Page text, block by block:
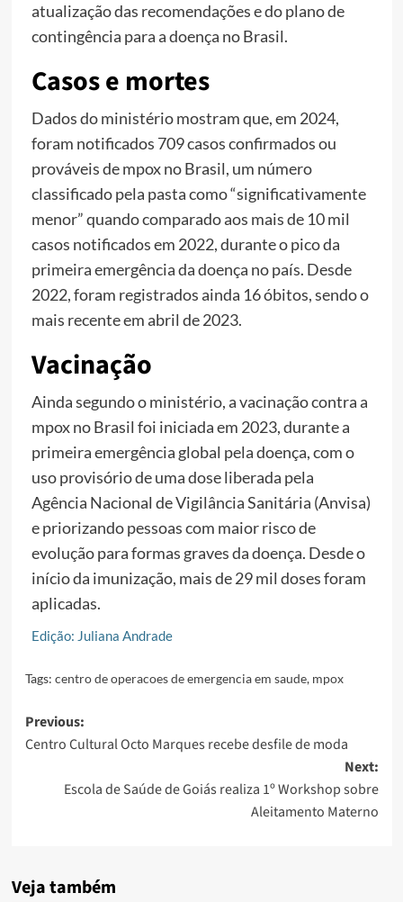
atualização das recomendações e do plano de
contingência para a doença no Brasil.
Casos e mortes
Dados do ministério mostram que, em 2024,
foram notificados 709 casos confirmados ou
prováveis de mpox no Brasil, um número
classificado pela pasta como “significativamente
menor” quando comparado aos mais de 10 mil
casos notificados em 2022, durante o pico da
primeira emergência da doença no país. Desde
2022, foram registrados ainda 16 óbitos, sendo o
mais recente em abril de 2023.
Vacinação
Ainda segundo o ministério, a vacinação contra a
mpox no Brasil foi iniciada em 2023, durante a
primeira emergência global pela doença, com o
uso provisório de uma dose liberada pela
Agência Nacional de Vigilância Sanitária (Anvisa)
e priorizando pessoas com maior risco de
evolução para formas graves da doença. Desde o
início da imunização, mais de 29 mil doses foram
aplicadas.
Edição: Juliana Andrade
Tags: centro de operacoes de emergencia em saude, mpox
Post
navigation
Previous:
Centro Cultural Octo Marques recebe desfile de moda
Next:
Escola de Saúde de Goiás realiza 1º Workshop sobre
Aleitamento Materno
Veja também